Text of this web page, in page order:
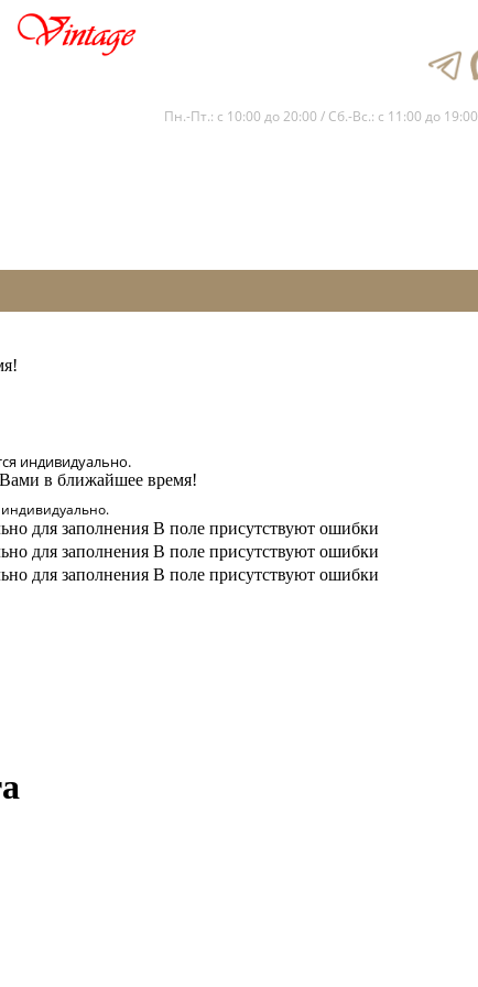
Пн.-Пт.: с 10:00 до 20:00 / Сб.-Вс.: с 11:00 до 19:00
индивидуально.
в ближайшее время!
для заполнения В поле присутствуют ошибки
для заполнения В поле присутствуют ошибки
для заполнения В поле присутствуют ошибки